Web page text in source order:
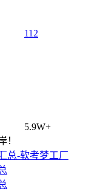
112
5.9W+
！